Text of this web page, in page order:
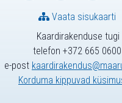
Kaardirakenduse tugi
telefon +372 665 0600
e-post
Korduma kippuvad
Vaata sisukaarti